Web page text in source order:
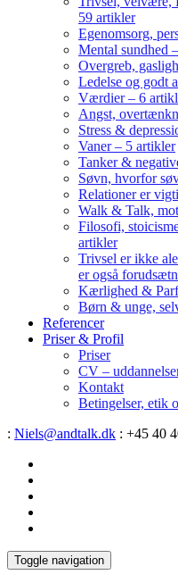
59 artikler
Egenomsorg,
Mental sundhed
Overgreb,
Ledelse og godt
Værdier – 6
Angst,
Stress &
Vaner – 5 artikler
Tanker &
Søvn, hvorfor
Relationer er
Walk & Talk,
Filosofi,
artikler
Trivsel er ikke
er også
Kærlighed &
Børn & unge,
Referencer
Priser & Profil
Priser
CV –
Kontakt
Betingelser, etik
: Niels@andtalk.dk : +45 40
Toggle navigation